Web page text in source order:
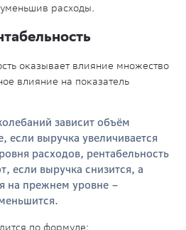
расходы.
оказывает влияние множество
влияние на показатель
зависит объём
если выручка увеличивается
расходов, рентабельность
если выручка снизится, а
на прежнем уровне –
по формуле: